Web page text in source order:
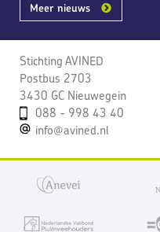
Meer nieuws
Stichting AVINED
Postbus 2703
3430 GC Nieuwegein
088 - 998 43 40
info@avined.nl